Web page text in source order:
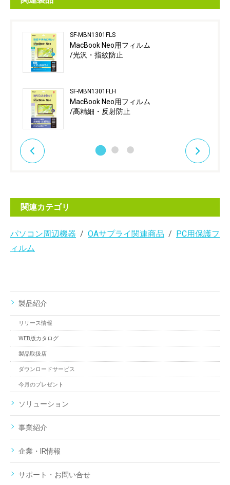
SF-MBN1301FLS
MacBook Neo用フィルム
/光沢・指紋防止
SF-MBN1301FLH
MacBook Neo用フィルム
/高精細・反射防止
関連カテゴリ
パソコン周辺機器 OAサプライ関連商品
PC用保護フ
ィルム
製品紹介
リリース情報
WEB版カタログ
製品取扱店
ダウンロードサービス
今月のプレゼント
ソリューション
事業紹介
企業・IR情報
サポート・お問い合せ